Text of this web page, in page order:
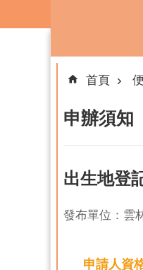
首頁
申辦須知
出生地登
發布單位：雲
申請人資